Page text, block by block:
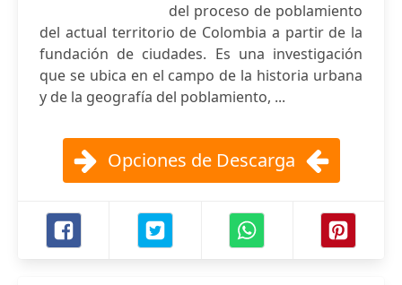
del proceso de poblamiento
del actual territorio de Colombia a partir de la
fundación de ciudades. Es una investigación
que se ubica en el campo de la historia urbana
y de la geografía del poblamiento, ...
Opciones de Descarga